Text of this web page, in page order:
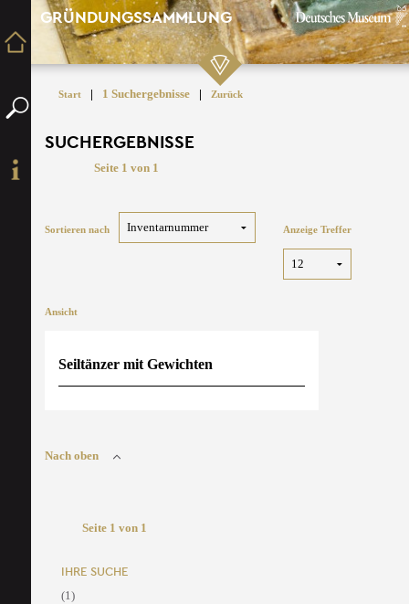
GRÜNDUNGSSAMMLUNG
Start | 1 Suchergebnisse | Zurück
SUCHERGEBNISSE
Seite 1 von 1
Sortieren nach Anzeige Treffer
Ansicht
Seiltänzer mit Gewichten
Nach oben
Seite 1 von 1
IHRE SUCHE
(1)